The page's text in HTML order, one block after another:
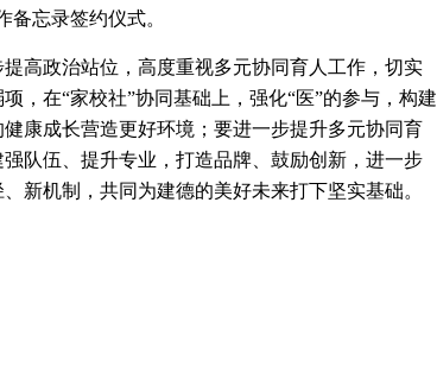
忘录签约仪式。
高政治站位，高度重视多元协同育人工作，切实
，在“家校社”协同基础上，强化“医”的参与，构建
康成长营造更好环境；要进一步提升多元协同育
队伍、提升专业，打造品牌、鼓励创新，进一步
新机制，共同为建德的美好未来打下坚实基础。